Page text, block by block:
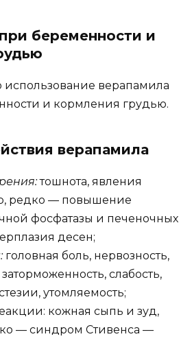
беременности и
использование верапамила
и кормления грудью.
верапамила
тошнота, явления
редко — повышение
фосфатазы и печеночных
десен;
головная боль, нервозность,
слабость,
утомляемость;
кожная сыпь и зуд,
— синдром Стивенса —